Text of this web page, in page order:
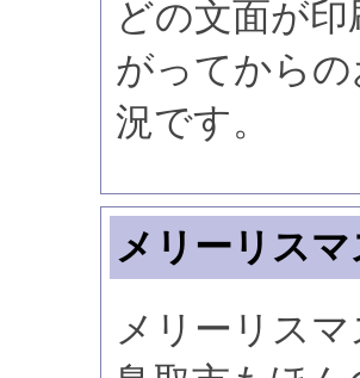
どの文面が
がってから
況です。
メリーリスマ
メリーリスマ